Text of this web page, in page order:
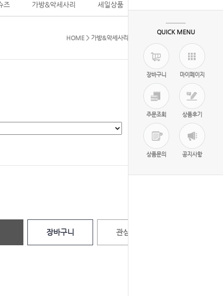
즈 가방&악세사리 세일상품
HOME > 가방&악세사리
선택완료
장바구니 관심상품
QUICK MENU
장바구니 마이페이지
주문조회 상품후기
상품문의 공지사항